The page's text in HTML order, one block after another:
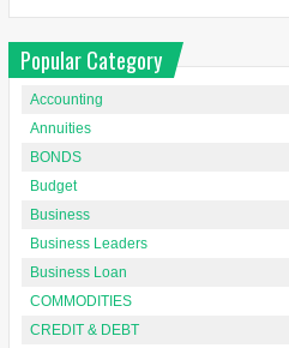
Popular Category
Accounting
Annuities
BONDS
Budget
Business
Business Leaders
Business Loan
COMMODITIES
CREDIT & DEBT